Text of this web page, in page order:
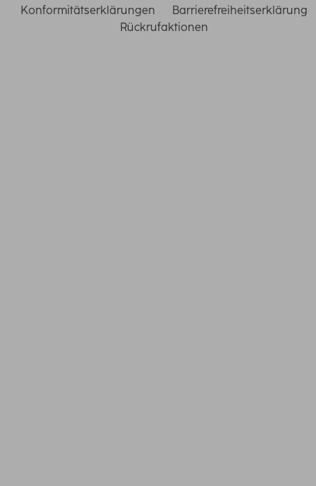
Konformitätserklärungen
Barrierefreiheitserklärung
Rückrufaktionen